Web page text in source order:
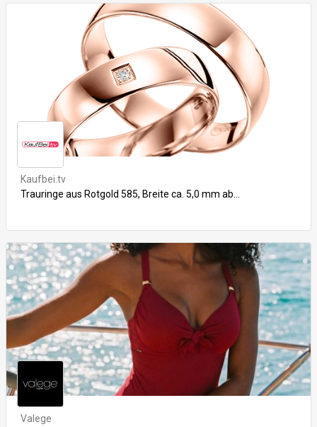
Kaufbei.tv
Trauringe aus Rotgold 585, Breite ca. 5,0 mm ab...
Valege